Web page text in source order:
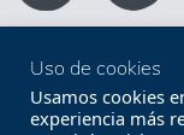
Uso de cookies
Usamos cookies
experiencia más